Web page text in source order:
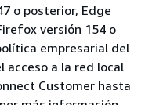
o posterior, Edge
versión 154 o
empresarial del
acceso a la red local
Customer hasta